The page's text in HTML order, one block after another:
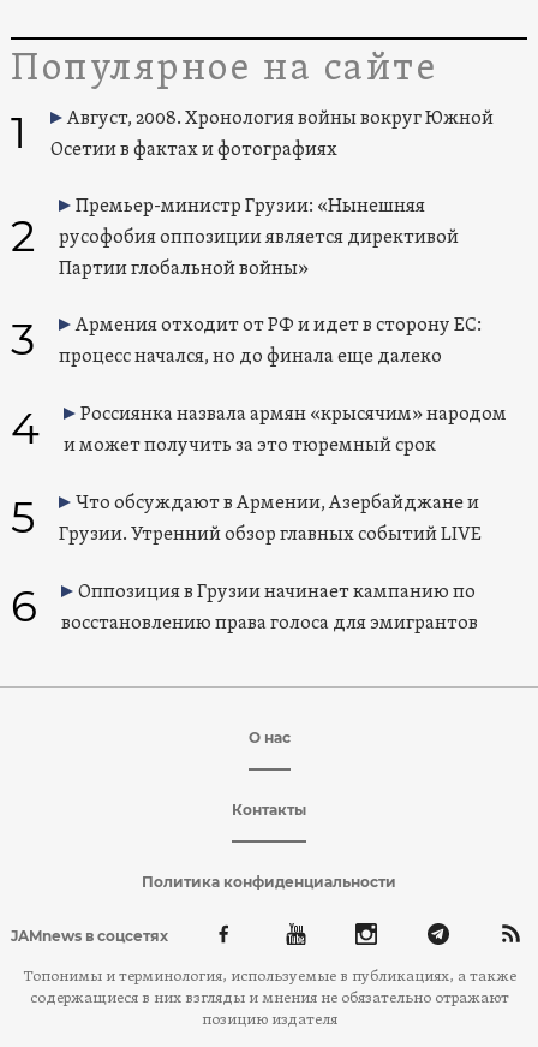
Популярное на сайте
1
Август, 2008. Хронология войны вокруг Южной
Осетии в фактах и фотографиях
2
Премьер-министр Грузии: «Нынешняя
русофобия оппозиции является директивой
Партии глобальной войны»
3
Армения отходит от РФ и идет в сторону ЕС:
процесс начался, но до финала еще далеко
4
Россиянка назвала армян «крысячим» народом
и может получить за это тюремный срок
5
Что обсуждают в Армении, Азербайджане и
Грузии. Утренний обзор главных событий LIVE
6
Оппозиция в Грузии начинает кампанию по
восстановлению права голоса для эмигрантов
О нас
Контакты
Политика конфиденциальности
JAMnews в соцсетях
Топонимы и терминология, используемые в публикациях, а также
содержащиеся в них взгляды и мнения не обязательно отражают
позицию издателя